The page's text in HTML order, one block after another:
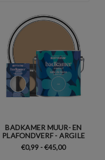
BADKAMER MUUR- EN
PLAFONDVERF - ARGILE
€0,99 - €45,00